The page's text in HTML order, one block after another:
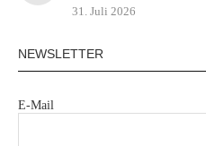
31. Juli 2026
NEWSLETTER
E-Mail